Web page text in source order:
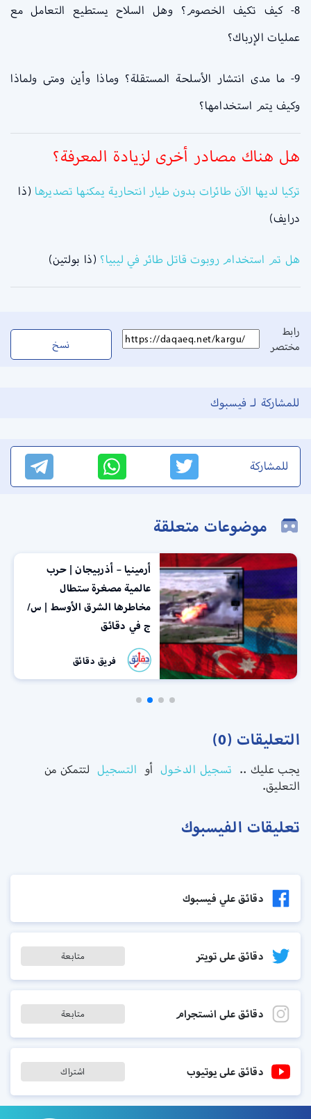
8- كيف تكيف الخصوم؟ وهل السلاح يستطيع التعامل مع
عمليات الإرباك؟
9- ما مدى انتشار الأسلحة المستقلة؟ وماذا وأين ومتى ولماذا
وكيف يتم استخدامها؟
هل هناك مصادر أخرى لزيادة المعرفة؟
تركيا لديها الآن طائرات بدون طيار انتحارية يمكنها تصديرها (ذا
درايف)
هل تم استخدام روبوت قاتل طائر في ليبيا؟ (ذا بولتين)
رابط
مختصر
نسخ
للمشاركة لـ فيسبوك
للمشاركة
موضوعات متعلقة
أرمينيا – أذربيجان | حرب
عالمية مصغرة ستطال
مخاطرها الشرق الأوسط | س/
ج في دقائق
فريق دقائق
التعليقات (0)
يجب عليك .. تسجيل الدخول أو التسجيل لتتمكن من
التعليق.
تعليقات الفيسبوك
دقائق علي فيسبوك
دقائق على تويتر متابعة
دقائق على انستجرام متابعة
دقائق على يوتيوب اشتراك